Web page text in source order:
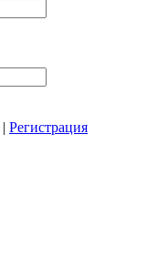
| Регистрация